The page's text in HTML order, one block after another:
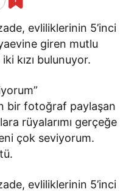
evliliklerinin 5’inci
giren mutlu
kızı bulunuyor.
bir fotoğraf paylaşan
rüyalarımı gerçeğe
çok seviyorum.
evliliklerinin 5’inci